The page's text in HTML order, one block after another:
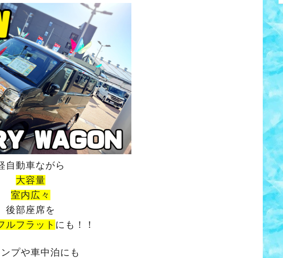
自動車ながら
大容量
室内広々
後部座席を
ルフラット にも！！
プや車中泊にも